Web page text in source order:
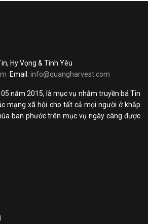
Hy Vọng & Tình Yêu
Email: info@quangharvest.com
năm 2015, là mục vụ nhằm truyền bá Tin
mạng xã hội cho tất cả mọi người ở khắp
ban phước trên mục vụ ngày càng được